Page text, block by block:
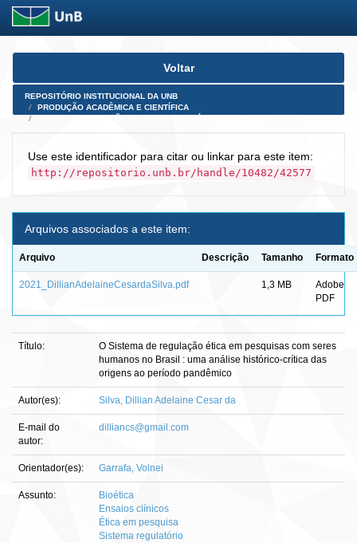
Skip
Voltar
REPOSITÓRIO INSTITUCIONAL DA UNB
PRODUÇÃO ACADÊMICA E CIENTÍFICA
Use este identificador para citar ou linkar para este item:
http://repositorio.unb.br/handle/10482/42577
Arquivos associados a este item:
Arquivo Descrição Tamanho Formato
2021_DillianAdelaineCesardaSilva.pdf 1,3 MB
Adobe
PDF
Título:
O Sistema de regulação ética em pesquisas com seres
humanos no Brasil : uma análise histórico-crítica das
origens ao período pandêmico
Autor(es): Silva, Dillian Adelaine Cesar da
E-mail do
autor:
dilliancs@gmail.com
Orientador(es): Garrafa, Volnei
Assunto:
Bioética
Ensaios clínicos
Ética em pesquisa
Sistema regulatório